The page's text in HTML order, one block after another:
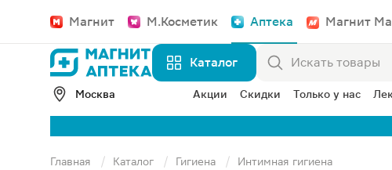
Магнит М.Косметик Аптека Магнит
Каталог
Москва Акции Скидки Только у нас
Главная Каталог Гигиена Интимная гигиена